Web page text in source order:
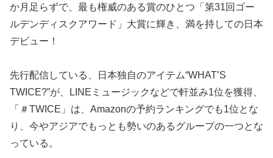
か月足らずで、最も権威のある賞のひとつ「第31回ゴー
ルデンディスクアワード」大賞に輝き、満を持しての日本
デビュー！
先行配信している、日本独自のアイテム“WHAT’S
TWICE?”が、LINEミュージックなどで軒並み1位を獲得、
「＃TWICE」は、Amazonの予約ランキングでも1位とな
り、今やアジアでもっとも勢いのあるグループの一つとな
っている。